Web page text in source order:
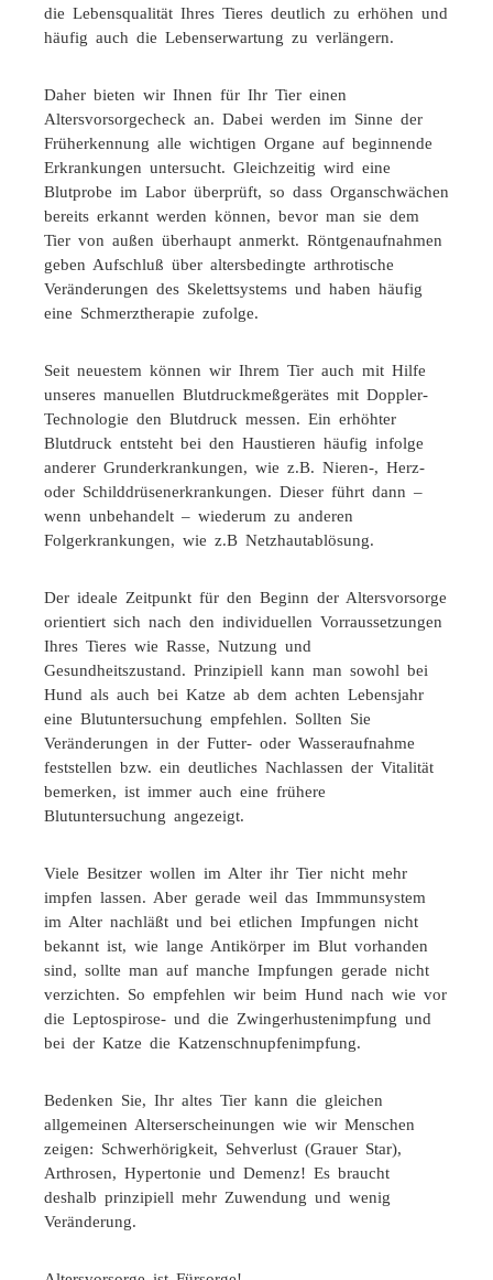
die Lebensqualität Ihres Tieres deutlich zu erhöhen und
häufig auch die Lebenserwartung zu verlängern.
Daher bieten wir Ihnen für Ihr Tier einen
Altersvorsorgecheck an. Dabei werden im Sinne der
Früherkennung alle wichtigen Organe auf beginnende
Erkrankungen untersucht. Gleichzeitig wird eine
Blutprobe im Labor überprüft, so dass Organschwächen
bereits erkannt werden können, bevor man sie dem
Tier von außen überhaupt anmerkt. Röntgenaufnahmen
geben Aufschluß über altersbedingte arthrotische
Veränderungen des Skelettsystems und haben häufig
eine Schmerztherapie zufolge.
Seit neuestem können wir Ihrem Tier auch mit Hilfe
unseres manuellen Blutdruckmeßgerätes mit Doppler-
Technologie den Blutdruck messen. Ein erhöhter
Blutdruck entsteht bei den Haustieren häufig infolge
anderer Grunderkrankungen, wie z.B. Nieren-, Herz-
oder Schilddrüsenerkrankungen. Dieser führt dann –
wenn unbehandelt – wiederum zu anderen
Folgerkrankungen, wie z.B Netzhautablösung.
Der ideale Zeitpunkt für den Beginn der Altersvorsorge
orientiert sich nach den individuellen Vorraussetzungen
Ihres Tieres wie Rasse, Nutzung und
Gesundheitszustand. Prinzipiell kann man sowohl bei
Hund als auch bei Katze ab dem achten Lebensjahr
eine Blutuntersuchung empfehlen. Sollten Sie
Veränderungen in der Futter- oder Wasseraufnahme
feststellen bzw. ein deutliches Nachlassen der Vitalität
bemerken, ist immer auch eine frühere
Blutuntersuchung angezeigt.
Viele Besitzer wollen im Alter ihr Tier nicht mehr
impfen lassen. Aber gerade weil das Immmunsystem
im Alter nachläßt und bei etlichen Impfungen nicht
bekannt ist, wie lange Antikörper im Blut vorhanden
sind, sollte man auf manche Impfungen gerade nicht
verzichten. So empfehlen wir beim Hund nach wie vor
die Leptospirose- und die Zwingerhustenimpfung und
bei der Katze die Katzenschnupfenimpfung.
Bedenken Sie, Ihr altes Tier kann die gleichen
allgemeinen Alterserscheinungen wie wir Menschen
zeigen: Schwerhörigkeit, Sehverlust (Grauer Star),
Arthrosen, Hypertonie und Demenz! Es braucht
deshalb prinzipiell mehr Zuwendung und wenig
Veränderung.